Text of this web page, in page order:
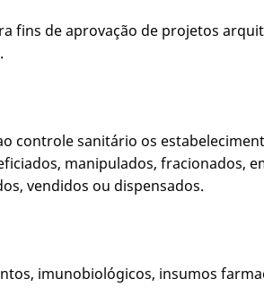
fins de aprovação de projetos
controle sanitário os
manipulados, fracionados,
vendidos ou dispensados.
imunobiológicos, insumos